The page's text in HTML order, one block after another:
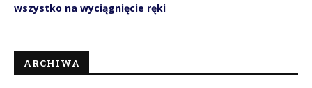
wszystko na wyciągnięcie ręki
ARCHIWA